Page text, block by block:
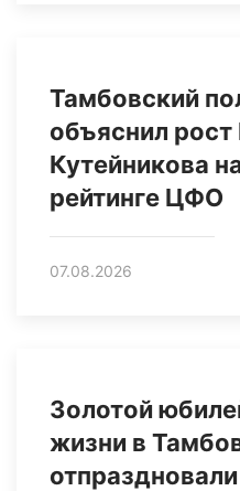
Тамбовский
объяснил рост
Кутейникова
рейтинге ЦФО
07.08.2026
Золотой
жизни в